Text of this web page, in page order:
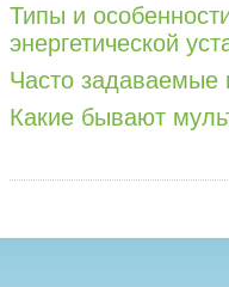
Типы и
энергетической
Часто задаваемые
Какие бывают